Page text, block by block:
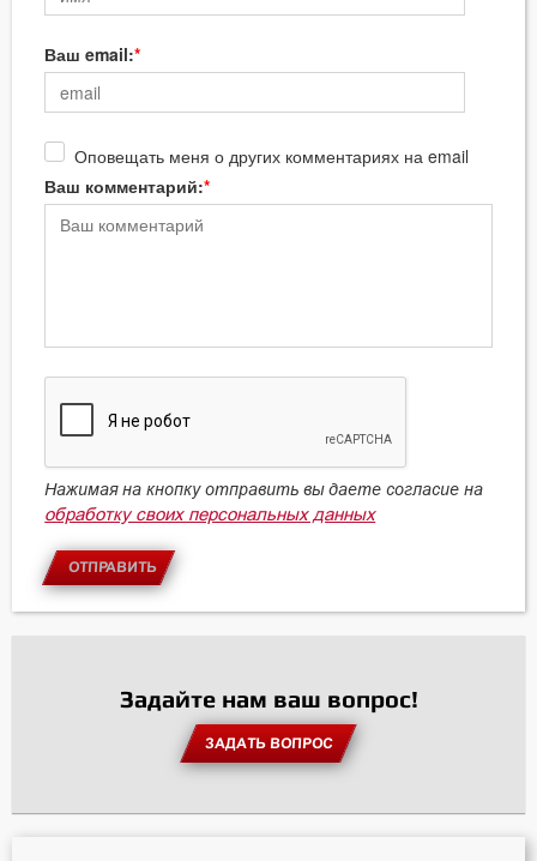
Ваш email:
Оповещать меня о других комментариях на email
Ваш комментарий:
Нажимая на кнопку отправить вы даете согласие на
обработку своих персональных данных
ОТПРАВИТЬ
Задайте нам ваш вопрос!
ЗАДАТЬ ВОПРОС